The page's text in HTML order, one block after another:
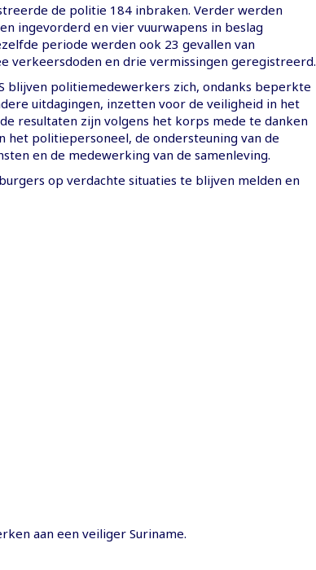
de politie 184 inbraken. Verder werden
ingevorderd en vier vuurwapens in beslag
periode werden ook 23 gevallen van
verkeersdoden en drie vermissingen geregistreerd.
blijven politiemedewerkers zich, ondanks beperkte
uitdagingen, inzetten voor de veiligheid in het
resultaten zijn volgens het korps mede te danken
het politiepersoneel, de ondersteuning van de
en de medewerking van de samenleving.
op verdachte situaties te blijven melden en
aan een veiliger Suriname.